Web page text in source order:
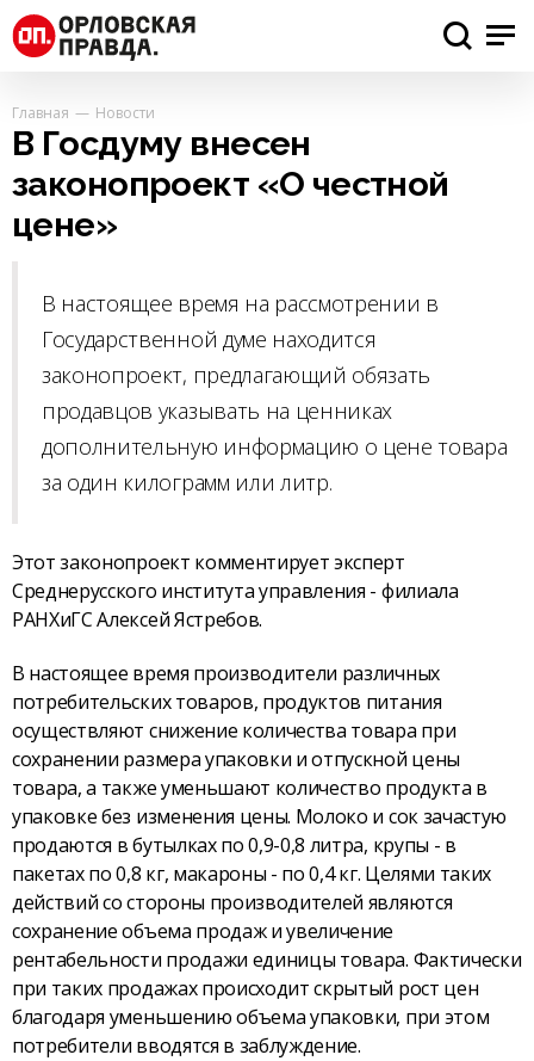
Главная Новости
В Госдуму внесен
законопроект «О честной
цене»
В настоящее время на рассмотрении в
Государственной думе находится
законопроект, предлагающий обязать
продавцов указывать на ценниках
дополнительную информацию о цене товара
за один килограмм или литр.
Этот законопроект комментирует эксперт
Среднерусского института управления - филиала
РАНХиГС Алексей Ястребов.
В настоящее время производители различных
потребительских товаров, продуктов питания
осуществляют снижение количества товара при
сохранении размера упаковки и отпускной цены
товара, а также уменьшают количество продукта в
упаковке без изменения цены. Молоко и сок зачастую
продаются в бутылках по 0,9-0,8 литра, крупы - в
пакетах по 0,8 кг, макароны - по 0,4 кг. Целями таких
действий со стороны производителей являются
сохранение объема продаж и увеличение
рентабельности продажи единицы товара. Фактически
при таких продажах происходит скрытый рост цен
благодаря уменьшению объема упаковки, при этом
потребители вводятся в заблуждение.